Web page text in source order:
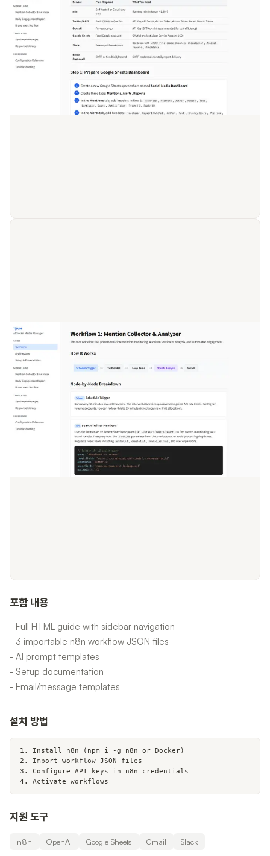
포함 내용
- Full HTML guide with sidebar navigation
- 3 importable n8n workflow JSON files
- AI prompt templates
- Setup documentation
- Email/message templates
설치 방법
1. Install n8n (npm i -g n8n or Docker)
2. Import workflow JSON files
3. Configure API keys in n8n credentials
4. Activate workflows
지원 도구
n8n OpenAI Google Sheets Gmail Slack